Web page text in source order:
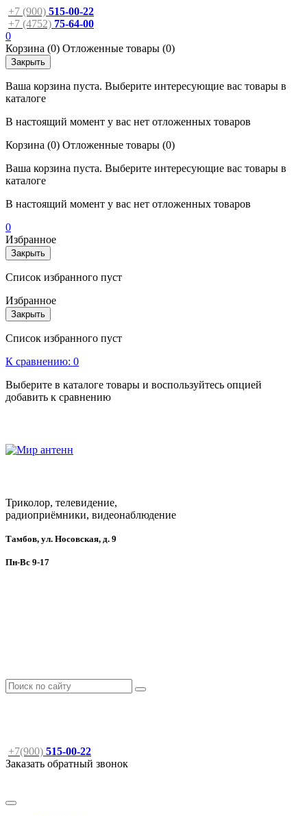
+7 (900) 515-00-22
+7 (4752) 75-64-00
0
Корзина (0) Отложенные товары (0)
Закрыть
Ваша корзина пуста. Выберите интересующие вас товары в
каталоге
В настоящий момент у вас нет отложенных товаров
Корзина (0) Отложенные товары (0)
Ваша корзина пуста. Выберите интересующие вас товары в
каталоге
В настоящий момент у вас нет отложенных товаров
0
Избранное
Закрыть
Список избранного пуст
Избранное
Закрыть
Список избранного пуст
К сравнению: 0
Выберите в каталоге товары и воспользуйтесь опцией
добавить к сравнению
Триколор, телевидение,
радиоприёмники, видеонаблюдение
Тамбов, ул. Носовская, д. 9
Пн-Вс 9-17
+7(900) 515-00-22
Заказать обратный звонок